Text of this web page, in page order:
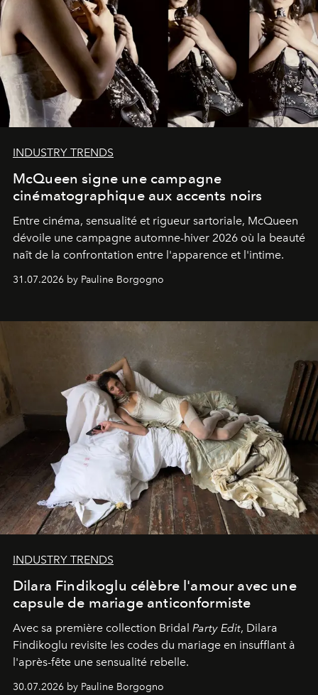
INDUSTRY TRENDS
McQueen signe une campagne
cinématographique aux accents noirs
Entre cinéma, sensualité et rigueur sartoriale, McQueen
dévoile une campagne automne-hiver 2026 où la beauté
naît de la confrontation entre l'apparence et l'intime.
31.07.2026 by Pauline Borgogno
INDUSTRY TRENDS
Dilara Findikoglu célèbre l'amour avec une
capsule de mariage anticonformiste
Avec sa première collection Bridal Party Edit, Dilara
Findikoglu revisite les codes du mariage en insufflant à
l'après-fête une sensualité rebelle.
30.07.2026 by Pauline Borgogno